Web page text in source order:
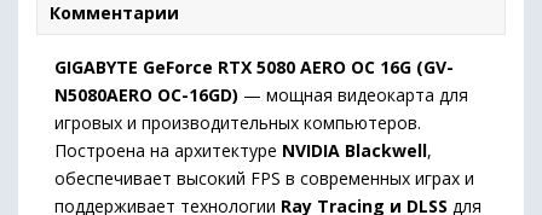
Комментарии
GIGABYTE GeForce RTX 5080 AERO OC 16G (GV-
N5080AERO OC-16GD) — мощная видеокарта для
игровых и производительных компьютеров.
Построена на архитектуре NVIDIA Blackwell,
обеспечивает высокий FPS в современных играх и
поддерживает технологии Ray Tracing и DLSS для